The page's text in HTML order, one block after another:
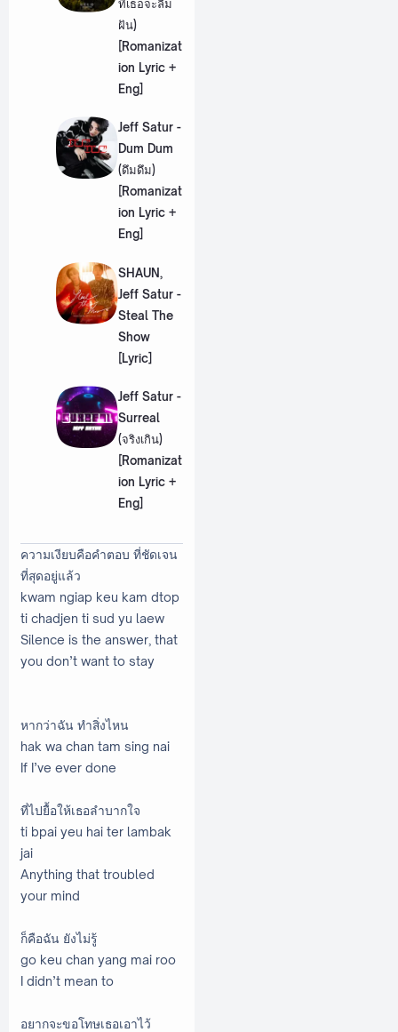
ที่เธอจะลืม
ฝัน)
[Romanizat
ion Lyric +
Eng]
Jeff Satur -
Dum Dum
(ดึมดึม)
[Romanizat
ion Lyric +
Eng]
SHAUN,
Jeff Satur -
Steal The
Show
[Lyric]
Jeff Satur -
Surreal
(จริงเกิน)
[Romanizat
ion Lyric +
Eng]
ความเงียบคือคำตอบ ที่ชัดเจน
ที่สุดอยู่แล้ว
kwam ngiap keu kam dtop
ti chadjen ti sud yu laew
Silence is the answer, that
you don’t want to stay
หากว่าฉัน ทำสิ่งไหน
hak wa chan tam sing nai
If I’ve ever done
ที่ไปยื้อให้เธอลำบากใจ
ti bpai yeu hai ter lambak
jai
Anything that troubled
your mind
ก็คือฉัน ยังไม่รู้
go keu chan yang mai roo
I didn’t mean to
อยากจะขอโทษเธอเอาไว้